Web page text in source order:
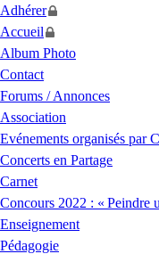
Adhérer
Accueil
Album Photo
Contact
Forums / Annonces
Association
Evénements organisés par
Concerts en Partage
Carnet
Concours 2022 : « Peindre
Enseignement
Pédagogie